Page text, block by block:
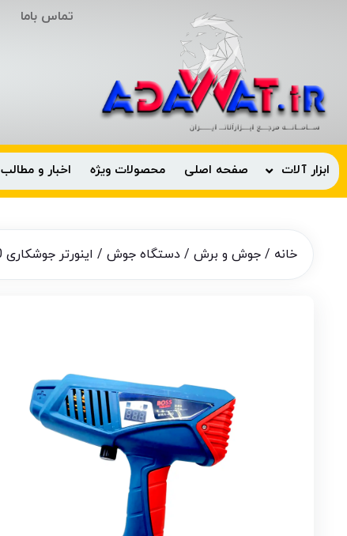
تماس باما
ابزار آلات صفحه اصلی محصولات ویژه اخبار و مطالب
خانه / جوش و برش / دستگاه جوش / اینورتر جوشکاری 400 آمپر تفنگی دستی باس مدل BOSS MMA 400 ا MMA-400